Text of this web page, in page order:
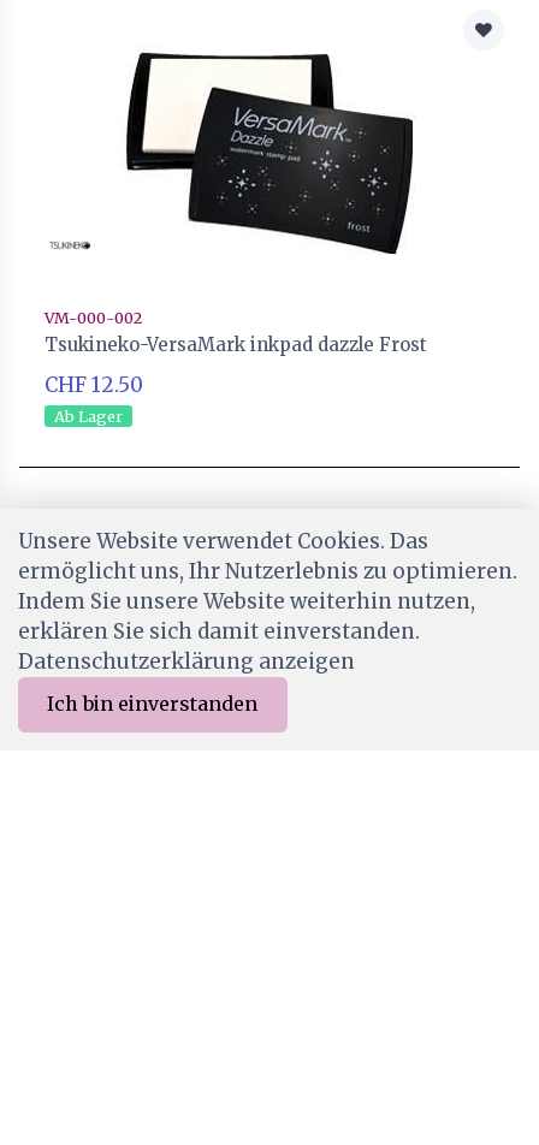
Filter Merkliste
VM-000-002
Tsukineko-VersaMark inkpad dazzle Frost
CHF 12.50
Ab Lager
Unsere Website verwendet Cookies. Das
ermöglicht uns, Ihr Nutzerlebnis zu optimieren.
Indem Sie unsere Website weiterhin nutzen,
erklären Sie sich damit einverstanden.
Datenschutzerklärung anzeigen
Ich bin einverstanden